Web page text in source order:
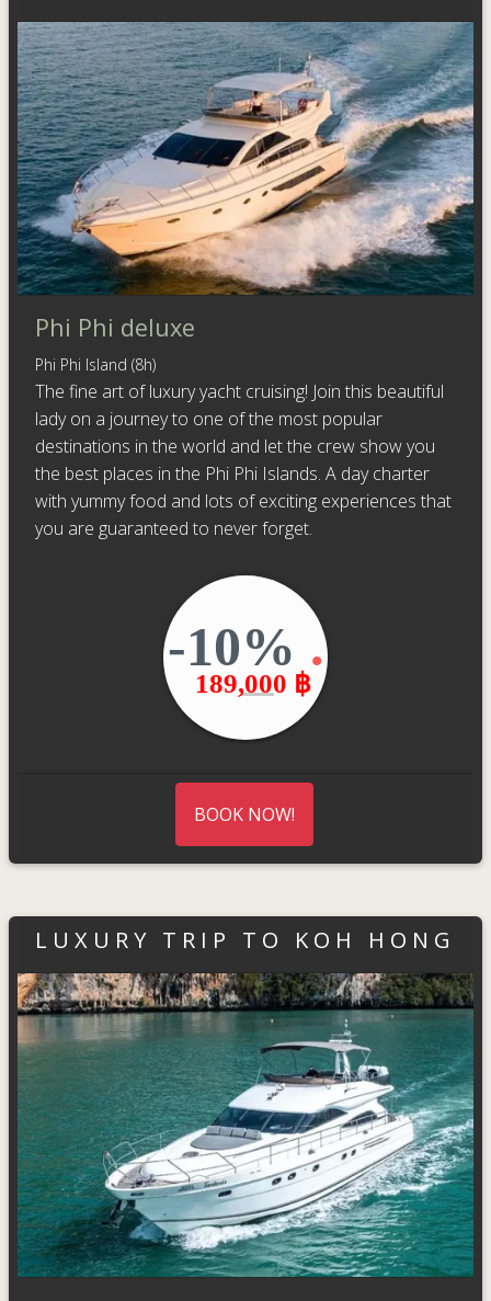
Phi Phi deluxe
Phi Phi Island (8h)
The fine art of luxury yacht cruising! Join this beautiful
lady on a journey to one of the most popular
destinations in the world and let the crew show you
the best places in the Phi Phi Islands. A day charter
with yummy food and lots of exciting experiences that
you are guaranteed to never forget.
-10% .
189,000 ฿
BOOK NOW!
LUXURY TRIP TO KOH HONG